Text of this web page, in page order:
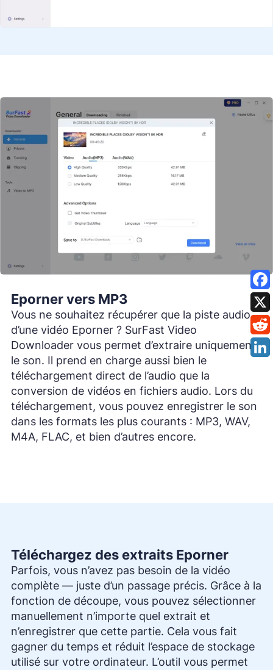
Eporner vers MP3
Vous ne souhaitez récupérer que la piste audio
d’une vidéo Eporner ? SurFast Video
Downloader vous permet d’extraire uniquement
le son. Il prend en charge aussi bien le
téléchargement direct de l’audio que la
conversion de vidéos en fichiers audio. Lors du
téléchargement, vous pouvez enregistrer le son
dans les formats les plus courants : MP3, WAV,
M4A, FLAC, et bien d’autres encore.
Téléchargez des extraits Eporner
Parfois, vous n’avez pas besoin de la vidéo
complète — juste d’un passage précis. Grâce à la
fonction de découpe, vous pouvez sélectionner
manuellement n’importe quel extrait et
n’enregistrer que cette partie. Cela vous fait
gagner du temps et réduit l’espace de stockage
utilisé sur votre ordinateur. L’outil vous permet